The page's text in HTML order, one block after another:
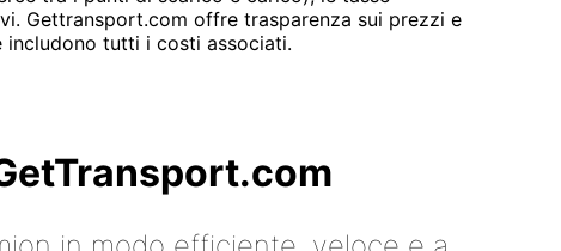
Gettransport.com offre trasparenza sui prezzi e
tutti i costi associati.